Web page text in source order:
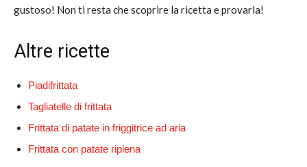
gustoso! Non ti resta che scoprire la ricetta e provarla!
Altre ricette
Piadifrittata
Tagliatelle di frittata
Frittata di patate in friggitrice ad aria
Frittata con patate ripiena